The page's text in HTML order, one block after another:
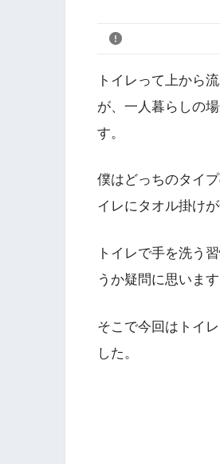
トイレって上から
が、一人暮らしの
す。
僕はどっちのタイ
イレにタオル掛けが
トイレで手を洗う
うか疑問に思います
そこで今回はトイ
した。